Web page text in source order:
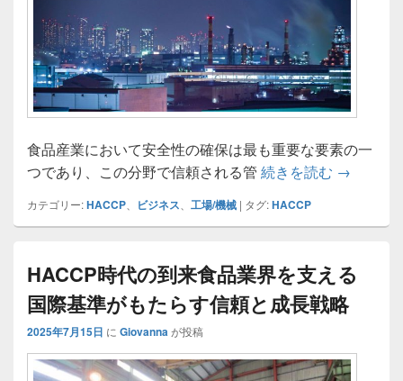
食品産業において安全性の確保は最も重要な要素の一
つであり、この分野で信頼される管 続きを読む HACCP
→
カテゴリー:HACCP ビジネス 工場/機械 | タグ:HACCP
HACCP時代の到来食品業界を支える
国際基準がもたらす信頼と成長戦略
2025年7月15日 に Giovannaが投稿